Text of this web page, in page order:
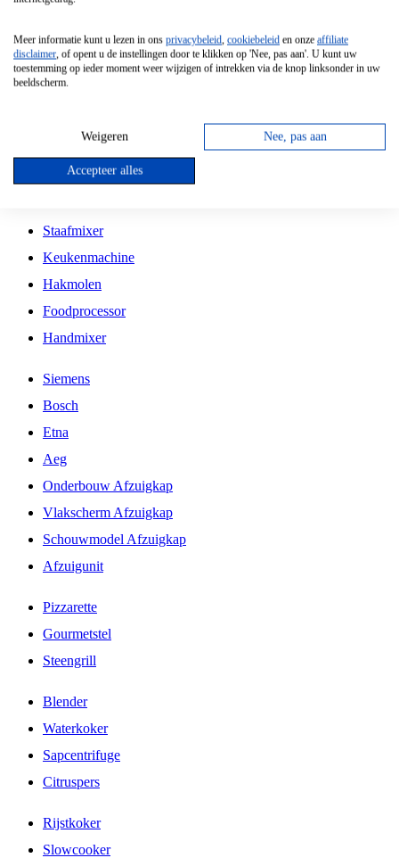
Vrijstaande Magnetron
Vrijstaande Kookplaat
Inbouw Gaskookplaat
Inbouw Keramische Kookplaat
Kookplaat Accessoires
Staafmixer
Keukenmachine
Hakmolen
Foodprocessor
Handmixer
Siemens
Bosch
Etna
Aeg
Onderbouw Afzuigkap
Vlakscherm Afzuigkap
Schouwmodel Afzuigkap
Afzuigunit
Pizzarette
Gourmetstel
Steengrill
Blender
Waterkoker
Sapcentrifuge
Citruspers
Rijstkoker
Slowcooker
Meer informatie kunt u lezen in ons privacybeleid, cookiebeleid en onze affiliate
disclaimer, of opent u de instellingen door te klikken op 'Nee, pas aan'. U kunt uw
toestemming op ieder moment weer wijzigen of intrekken via de knop linksonder in uw
beeldscherm.
Weigeren Nee, pas aan
Accepteer alles